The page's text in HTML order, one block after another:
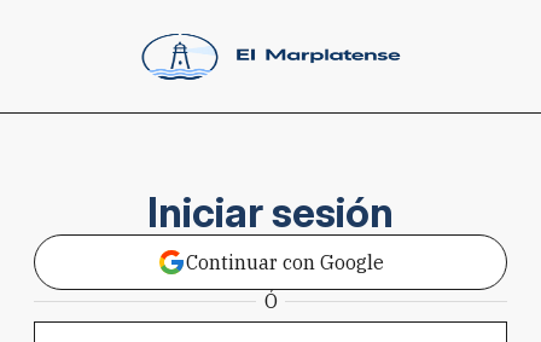
Iniciar sesión
Continuar con Google
Ó